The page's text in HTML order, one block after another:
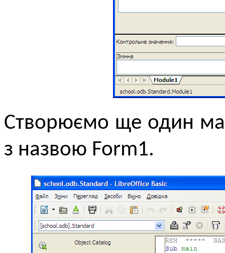
Створюємо ще один
з назвою Form1.